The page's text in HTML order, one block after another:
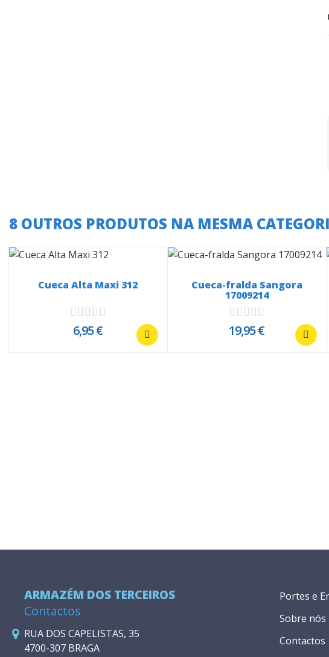
8 OUTROS PRODUTOS NA MESMA
Cueca Alta Maxi 312
6,95 €
Cueca-fralda Sangora
17009214
19,95 €
ARMAZÉM DOS TERCEIROS
Contactos
RUA DOS CAPELISTAS, 35
4700-307 BRAGA
Portes e
Sobre nós
Contactos